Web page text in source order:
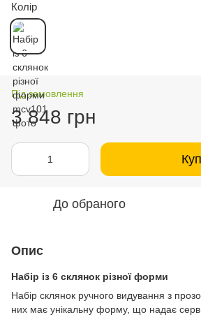
Колір
Під замовлення
3 848 грн
До обраного
Опис
Набір із 6 склянок різної форми
Набір склянок ручного видування з
них має унікальну форму, що надає